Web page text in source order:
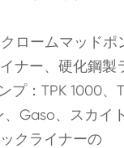
ロームマッドポ
ナー、硬化鋼製
プ：TPK 1000、
、Gaso、スカイ
クライナーの